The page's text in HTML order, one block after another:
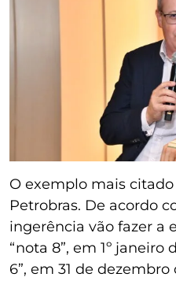
O exemplo mais
Petrobras. De acordo
ingerência vão fazer a
“nota 8”, em 1º janeiro
6”, em 31 de dezembro